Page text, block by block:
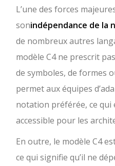
L’une des forces
sonindépendance de la
de nombreux autres
modèle C4 ne prescrit
de symboles, de formes
permet aux équipes
notation préférée, ce
accessible pour les
En outre, le modèle C4
ce qui signifie qu’il ne